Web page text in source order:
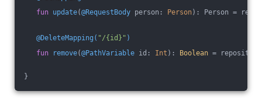
fun update(@RequestBody person: Person) : Person =
@DeleteMapping( "/{id}" )
fun
remove(@PathVariable id: Int ) : Boolean =
}